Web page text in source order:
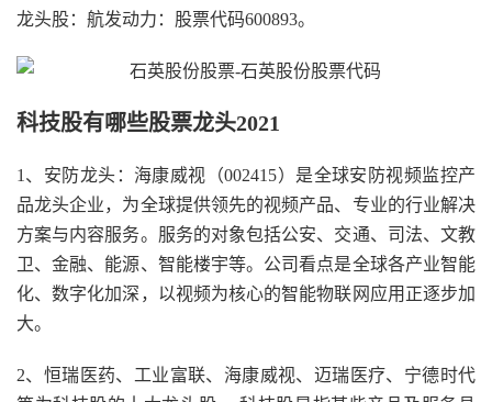
龙头股：航发动力：股票代码600893。
科技股有哪些股票龙头2021
1、安防龙头：海康威视（002415）是全球安防视频监控产
品龙头企业，为全球提供领先的视频产品、专业的行业解决
方案与内容服务。服务的对象包括公安、交通、司法、文教
卫、金融、能源、智能楼宇等。公司看点是全球各产业智能
化、数字化加深，以视频为核心的智能物联网应用正逐步加
大。
2、恒瑞医药、工业富联、海康威视、迈瑞医疗、宁德时代